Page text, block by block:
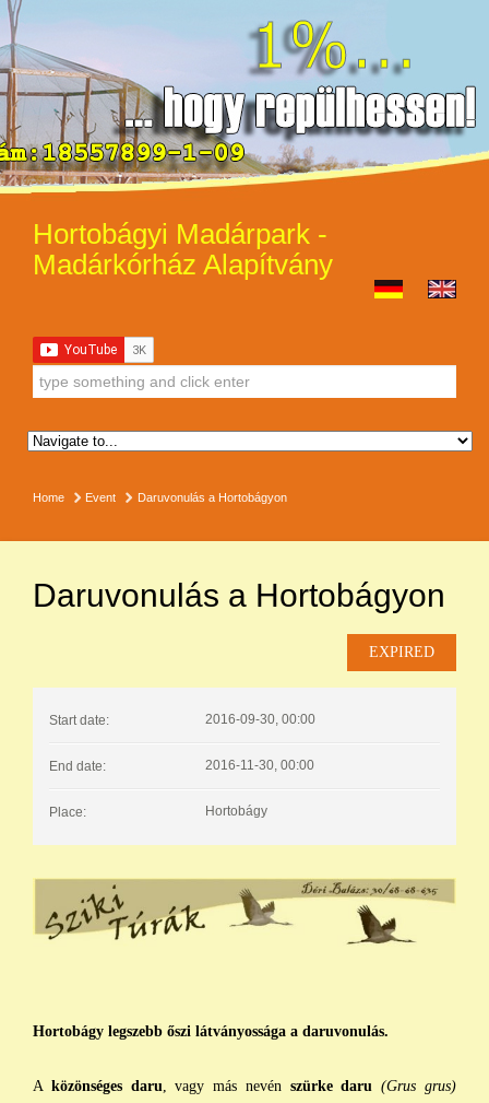
Hortobágyi Madárpark -
Madárkórház Alapítvány
Home Event Daruvonulás a Hortobágyon
Daruvonulás a Hortobágyon
EXPIRED
Start date: 2016-09-30, 00:00
End date: 2016-11-30, 00:00
Place: Hortobágy
Hortobágy legszebb őszi látványossága a daruvonulás.
A közönséges daru , vagy más nevén szürke daru
(Grus grus)